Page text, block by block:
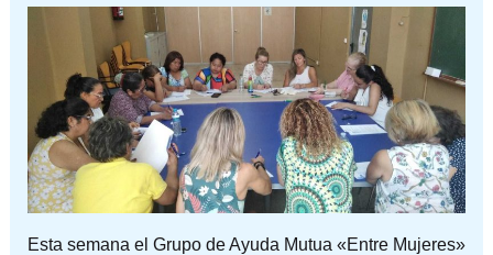
Esta semana el Grupo de Ayuda Mutua «Entre Mujeres»